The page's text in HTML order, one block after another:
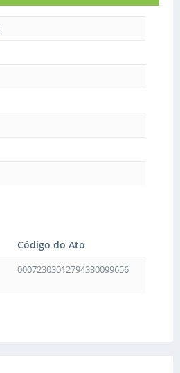
Código do Ato
00072303012794330099656